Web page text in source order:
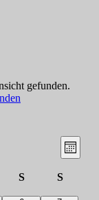
gefunden.
Monat
S
S